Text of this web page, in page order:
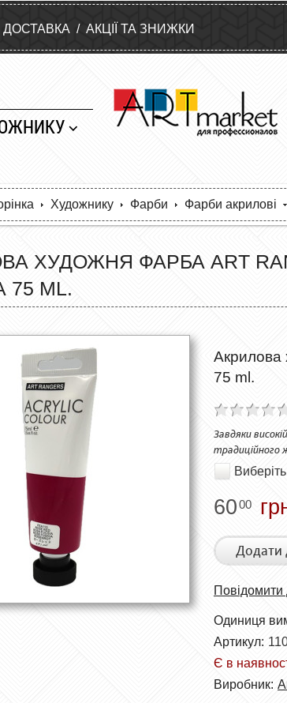
ДОСТАВКА / АКЦІЇ ТА ЗНИЖКИ
Художнику Фарби Фарби акрилові
ХУДОЖНЯ ФАРБА ART
ML.
Акрилова
75 ml.
Завдяки
традиційного
6000
Додати
Повідомити
Одиниця
Артикул:
Є в
Виробник: